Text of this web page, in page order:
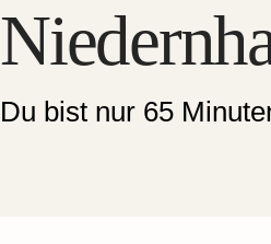
Du bist nur 65